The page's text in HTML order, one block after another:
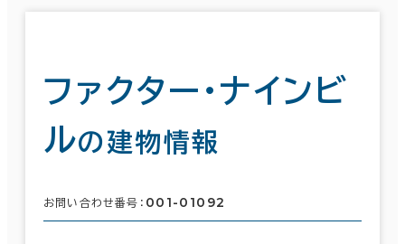
ファクター・ナインビ
ルの建物情報
お問い合わせ番号： 001-01092